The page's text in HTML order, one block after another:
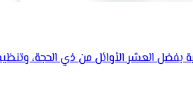
بفضل العشر الأوائل من ذي الحجة،